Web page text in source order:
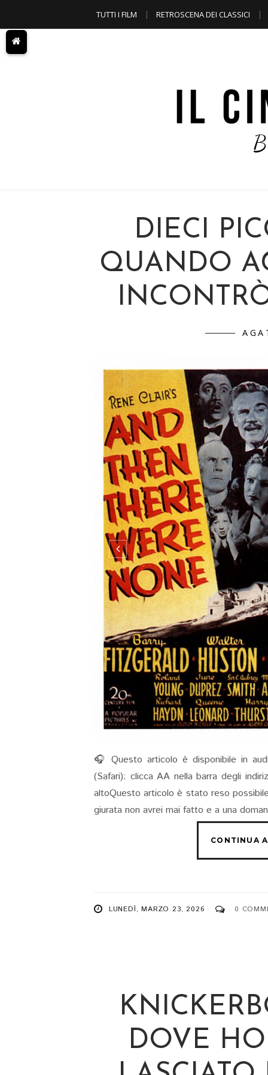
TUTTI I FILM RETROSCENA DEI CLASSICI
DIECI
QUANDO
🎧 Questo articolo è disponibile in
(Safari): clicca AA nella barra degli
altoQuesto articolo è stato reso
giurata non avrei mai fatto e a una
LUNEDÌ, MARZO 23, 2026 0
DOVE